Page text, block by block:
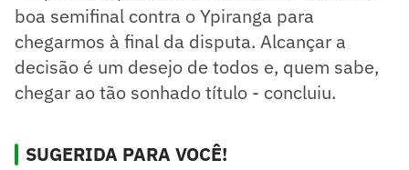
boa semifinal contra o Ypiranga para
chegarmos à final da disputa. Alcançar a
decisão é um desejo de todos e, quem sabe,
chegar ao tão sonhado título - concluiu.
SUGERIDA PARA VOCÊ!